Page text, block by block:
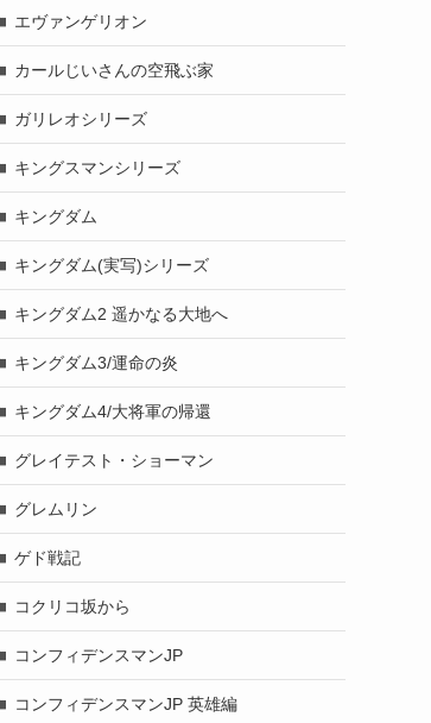
エヴァンゲリオン
カールじいさんの空飛ぶ家
ガリレオシリーズ
キングスマンシリーズ
キングダム
キングダム(実写)シリーズ
キングダム2 遥かなる大地へ
キングダム3/運命の炎
キングダム4/大将軍の帰還
グレイテスト・ショーマン
グレムリン
ゲド戦記
コクリコ坂から
コンフィデンスマンJP
コンフィデンスマンJP 英雄編